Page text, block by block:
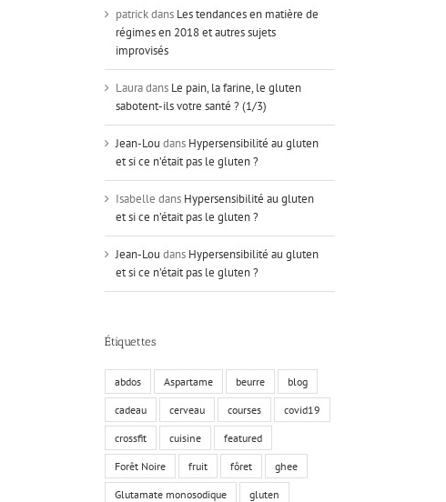
patrickdans Les tendances en matière de
régimes en 2018 et autres sujets
improvisés
Lauradans Le pain, la farine, le gluten
sabotent-ils votre santé ? (1/3)
Jean-Lou dans Hypersensibilité au gluten
et si ce n’était pas le gluten ?
Isabelle dans Hypersensibilité au gluten
et si ce n’était pas le gluten ?
Jean-Lou dans Hypersensibilité au gluten
et si ce n’était pas le gluten ?
Étiquettes
abdos Aspartame beurre blog
cadeau cerveau courses covid19
crossfit cuisine featured
Forêt Noire fruit fôret ghee
Glutamate monosodique gluten